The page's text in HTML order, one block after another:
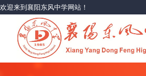
欢迎来到襄阳东风中学网站！